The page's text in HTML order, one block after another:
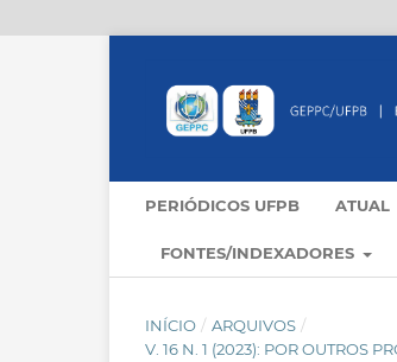
PERIÓDICOS UFPB ATUAL
FONTES/INDEXADORES
INÍCIO / ARQUIVOS /
V. 16 N. 1 (2023): POR OUTROS